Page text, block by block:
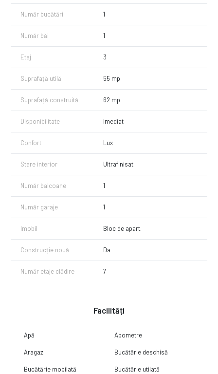
Număr bucătării 1
Număr băi 1
Etaj 3
Suprafață utilă 55 mp
Suprafață construită 62 mp
Disponibilitate Imediat
Confort Lux
Stare interior Ultrafinisat
Număr balcoane 1
Număr garaje 1
Imobil Bloc de apart.
Construcție nouă Da
Număr etaje clădire 7
Facilități
Apă Apometre
Aragaz Bucătărie deschisă
Bucătărie mobilată Bucătărie utilată